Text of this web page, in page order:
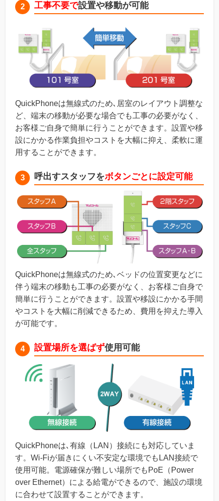
2 工事不要で設置や移動が可能
QuickPhoneは無線式のため､居室のレイアウト調整な
ど、端末の移動が必要な場合でも工事の必要がなく、
お客様ご自身で簡単に行うことができます。設置や移
設にかかる作業負担やコストを大幅に抑え、柔軟に運
用することができます。
3 呼出すスタッフをボタンごとに設定可能
QuickPhoneは無線式のため､ベッドの位置変更などに
伴う端末の移動も工事の必要がなく、お客様ご自身で
簡単に行うことができます。設置や移設にかかる手間
やコストを大幅に削減できるため、費用を抑えた導入
が可能です。
4 設置場所を選ばず使用可能
QuickPhoneは､有線（LAN）接続にも対応していま
す。Wi-Fiが届きにくい不安定な環境でもLAN接続で
使用可能。電源確保が難しい場所でもPoE（Power
over Ethernet）による給電ができるので、施設の環境
に合わせて設置することができます。